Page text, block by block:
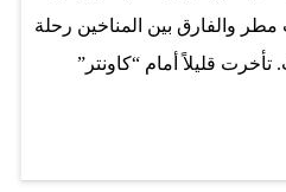
والفارق بين المناخين رحلة
تأخرت قليلاً أمام “كاونتر”
المطار وابتسامتي